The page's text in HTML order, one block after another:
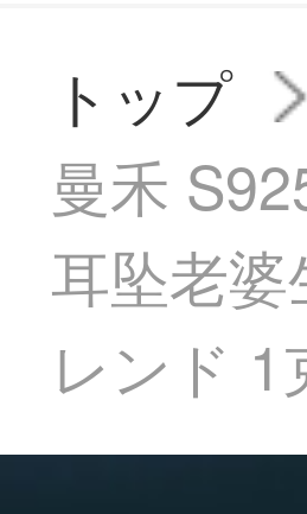
トップ
曼禾
耳坠老
レンド 1